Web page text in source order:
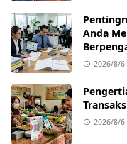
Anda
2026/8/6
2026/8/6